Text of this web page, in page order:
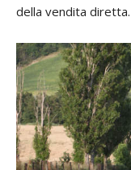
della vendita diretta.